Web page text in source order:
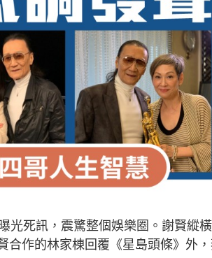
光死訊，震驚整個娛樂圈。謝賢縱
合作的林家棟回覆《星島頭條》外